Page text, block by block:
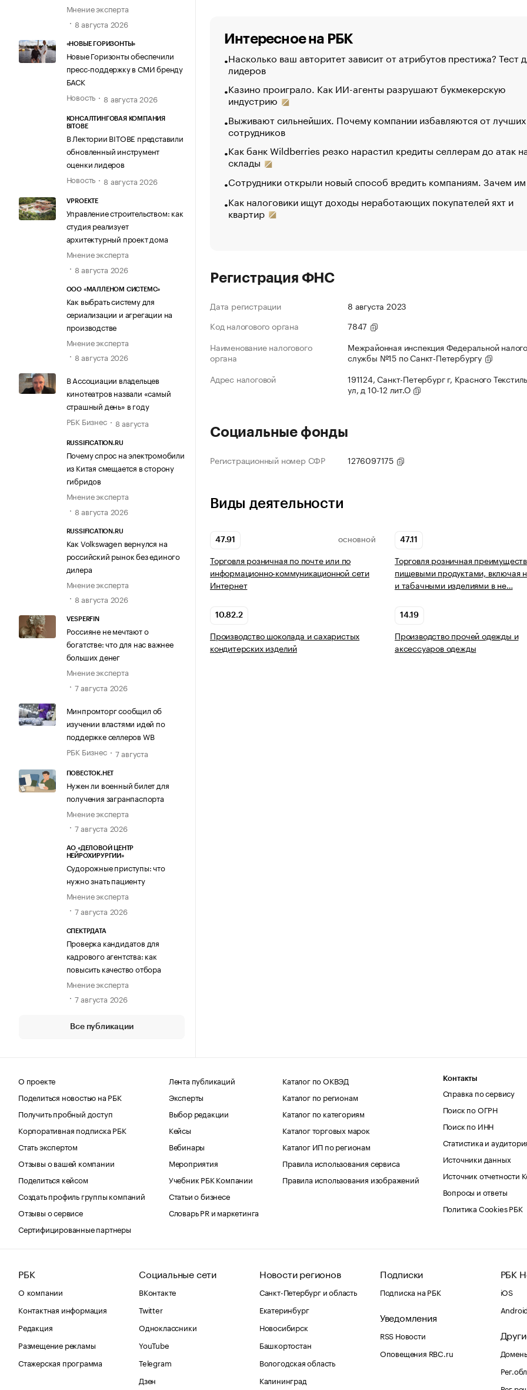
Мнение эксперта
8 августа 2026
«НОВЫЕ ГОРИЗОНТЫ»
Новые Горизонты обеспечили
пресс-поддержку в СМИ бренду
БАСК
Новость
8 августа 2026
КОНСАЛТИНГОВАЯ КОМПАНИЯ
BITOBE
В Лектории BITOBE представили
обновленный инструмент
оценки лидеров
Новость
8 августа 2026
VPROEKTE
Управление строительством: как
студия реализует
архитектурный проект дома
Мнение эксперта
8 августа 2026
ООО «МАЛЛЕНОМ СИСТЕМС»
Как выбрать систему для
сериализации и агрегации на
производстве
Мнение эксперта
8 августа 2026
В Ассоциации владельцев
кинотеатров назвали «самый
страшный день» в году
РБК Бизнес
8 августа
RUSSIFICATION.RU
Почему спрос на электромобили
из Китая смещается в сторону
гибридов
Мнение эксперта
8 августа 2026
RUSSIFICATION.RU
Как Volkswagen вернулся на
российский рынок без единого
дилера
Мнение эксперта
8 августа 2026
VESPERFIN
Россияне не мечтают о
богатстве: что для нас важнее
больших денег
Мнение эксперта
7 августа 2026
Минпромторг сообщил об
изучении властями идей по
поддержке селлеров WB
РБК Бизнес
7 августа
ПОВЕСТОК.НЕТ
Нужен ли военный билет для
получения загранпаспорта
Мнение эксперта
7 августа 2026
АО «ДЕЛОВОЙ ЦЕНТР
НЕЙРОХИРУРГИИ»
Судорожные приступы: что
нужно знать пациенту
Мнение эксперта
7 августа 2026
СПЕКТРДАТА
Проверка кандидатов для
кадрового агентства: как
повысить качество отбора
Мнение эксперта
7 августа 2026
Все публикации
Интересное на РБК
Насколько ваш авторитет зависит от атрибутов престижа? Тест
лидеров
Казино проиграло. Как ИИ-агенты разрушают букмекерскую
индустрию
Выживают сильнейших. Почему компании избавляются от лучших
сотрудников
Как банк Wildberries резко нарастил кредиты селлерам до атак
склады
Сотрудники открыли новый способ вредить компаниям. Зачем
Как налоговики ищут доходы неработающих покупателей яхт и
квартир
Регистрация ФНС
Дата регистрации
8 августа 2023
Код налогового органа
7847
Наименование налогового
органа
Межрайонная инспекция Федеральной
службы №15 по Санкт-Петербургу
Адрес налоговой
191124, Санкт-Петербург г, Красного
ул, д 10-12 лит.О
Социальные фонды
Регистрационный номер СФР 1276097175
Виды деятельности
47.91 ОСНОВНОЙ
Торговля розничная по почте или по
информационно-коммуникационной сети
Интернет
47.11
Торговля розничная
пищевыми продуктами, включая
и табачными изделиями в не…
10.82.2
Производство шоколада и сахаристых
кондитерских изделий
14.19
Производство прочей одежды и
аксессуаров одежды
О проекте
Поделиться новостью на РБК
Получить пробный доступ
Корпоративная подписка РБК
Стать экспертом
Отзывы о вашей компании
Поделиться кейсом
Создать профиль группы компаний
Отзывы о сервисе
Сертифицированные партнеры
Лента публикаций
Эксперты
Выбор редакции
Кейсы
Вебинары
Мероприятия
Учебник РБК Компании
Статьи о бизнесе
Словарь PR и маркетинга
Каталог по ОКВЭД
Каталог по регионам
Каталог по категориям
Каталог торговых марок
Каталог ИП по регионам
Правила использования сервиса
Правила использования изображений
Контакты
Справка по сервису
Поиск по ОГРН
Поиск по ИНН
Статистика и
Источники данных
Источник отчетности
Вопросы и ответы
Политика Cookies РБК
РБК
О компании
Контактная информация
Редакция
Размещение рекламы
Стажерская программа
Социальные сети
ВКонтакте
Twitter
Одноклассники
YouTube
Telegram
Дзен
Новости регионов
Санкт-Петербург и область
Екатеринбург
Новосибирск
Башкортостан
Вологодская область
Калининград
Подписки
Подписка на РБК
Уведомления
RSS Новости
Оповещения RBC.ru
РБК
iOS